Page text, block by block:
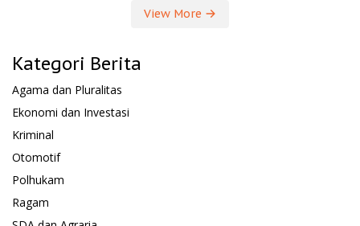
View More
Kategori Berita
Agama dan Pluralitas
Ekonomi dan Investasi
Kriminal
Otomotif
Polhukam
Ragam